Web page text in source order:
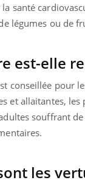
santé
légumes ou de
est-elle
conseillée pour
et allaitantes,
souffrant
les
Youtube
de défis,
Un